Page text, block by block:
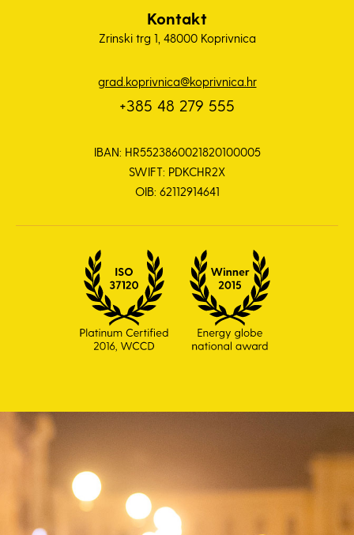
Kontakt
Zrinski trg 1, 48000 Koprivnica
grad.koprivnica@koprivnica.hr
+385 48 279 555
IBAN: HR5523860021820100005
SWIFT: PDKCHR2X
OIB: 62112914641